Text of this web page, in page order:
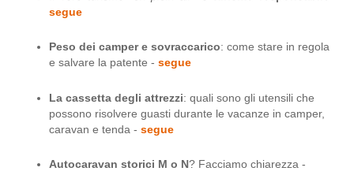
segue
Peso dei camper e sovraccarico: come stare in regola
e salvare la patente -segue
La cassetta degli attrezzi: quali sono gli utensili che
possono risolvere guasti durante le vacanze in camper,
caravan e tenda -segue
Autocaravan storici M o N? Facciamo chiarezza -